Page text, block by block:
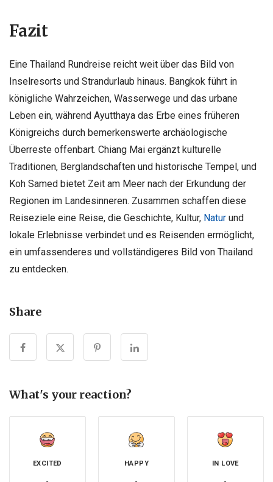
Fazit
Eine Thailand Rundreise reicht weit über das Bild von
Inselresorts und Strandurlaub hinaus. Bangkok führt in
königliche Wahrzeichen, Wasserwege und das urbane
Leben ein, während Ayutthaya das Erbe eines früheren
Königreichs durch bemerkenswerte archäologische
Überreste offenbart. Chiang Mai ergänzt kulturelle
Traditionen, Berglandschaften und historische Tempel, und
Koh Samed bietet Zeit am Meer nach der Erkundung der
Regionen im Landesinneren. Zusammen schaffen diese
Reiseziele eine Reise, die Geschichte, Kultur, Natur und
lokale Erlebnisse verbindet und es Reisenden ermöglicht,
ein umfassenderes und vollständigeres Bild von Thailand
zu entdecken.
Share
What's your reaction?
EXCITED HAPPY IN LOVE